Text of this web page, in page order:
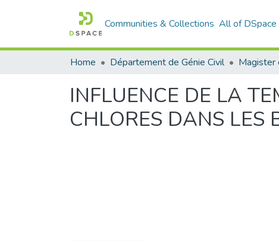
Communities & Collections All of DSpace
Home Département de Génie Civil Magister
INFLUENCE DE LA
CHLORES DANS LES